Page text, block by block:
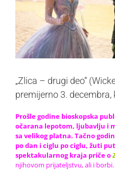
„Zlica – drugi deo“
premijerno 3. decembra,
Prošle godine bioskopska
očarana lepotom, ljubavlju i
sa velikog platna. Tačno
po dan i ciglu po ciglu, žuti
spektakularnog kraja priče o
njihovom prijateljstvu, ali i borbi.